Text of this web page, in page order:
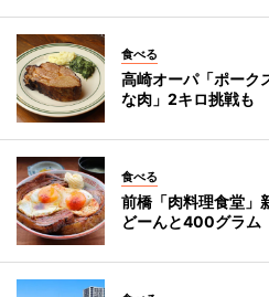
食べる
高崎オーパ「ポー
な肉」2キロ挑戦も
食べる
前橋「肉料理食堂」
どーんと400グラム